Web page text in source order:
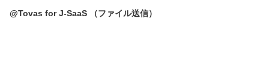
@Tovas for J-SaaS （ファイル送信）